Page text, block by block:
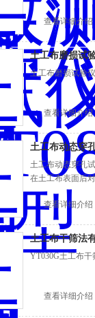
查看详细介绍
土工布磨损试
土工布磨损试验
查看详细介绍
土工布动态穿
土工布动态穿孔
在土工布表面后
查看详细介绍
土工布干筛法
YT030G土工布
查看详细介绍